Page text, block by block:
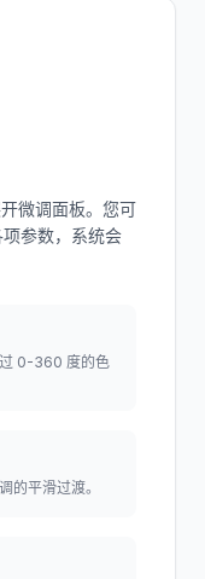
微调面板。您可
参数，系统会
0-360 度的色
的平滑过渡。